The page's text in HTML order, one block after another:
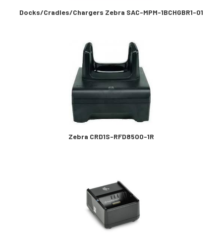
Docks/Cradles/Chargers Zebra SAC-MPM-1BCHGBR1-01
Zebra CRD1S-RFD8500-1R